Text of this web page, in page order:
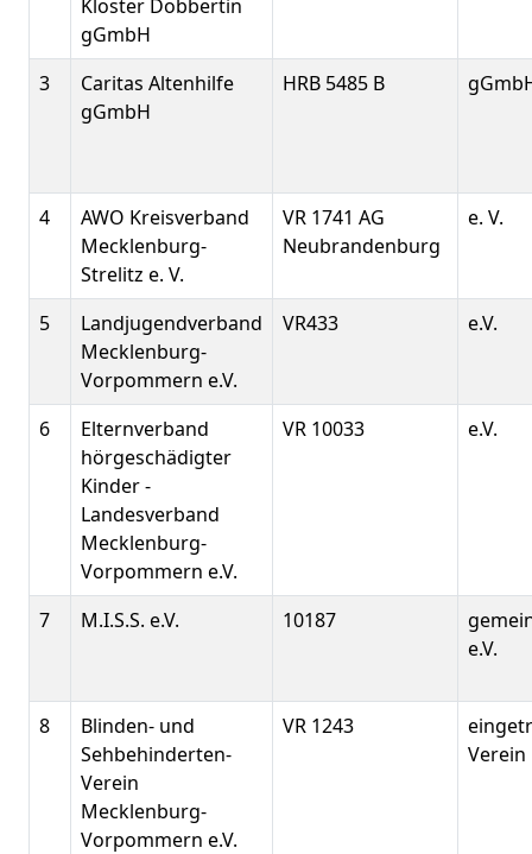
Kloster Dobbertin
gGmbH
3
Caritas Altenhilfe
gGmbH
HRB 5485 B
4
AWO Kreisverband
Mecklenburg-
Strelitz e. V.
VR 1741 AG
Neubrandenburg
e. V.
5
Landjugendverband
Mecklenburg-
Vorpommern e.V.
VR433 e.V.
6
Elternverband
hörgeschädigter
Kinder -
Landesverband
Mecklenburg-
Vorpommern e.V.
VR 10033 e.V.
7 M.I.S.S. e.V. 10187
e.V.
8
Blinden- und
Sehbehinderten-
Verein
Mecklenburg-
Vorpommern e.V.
VR 1243
Verein